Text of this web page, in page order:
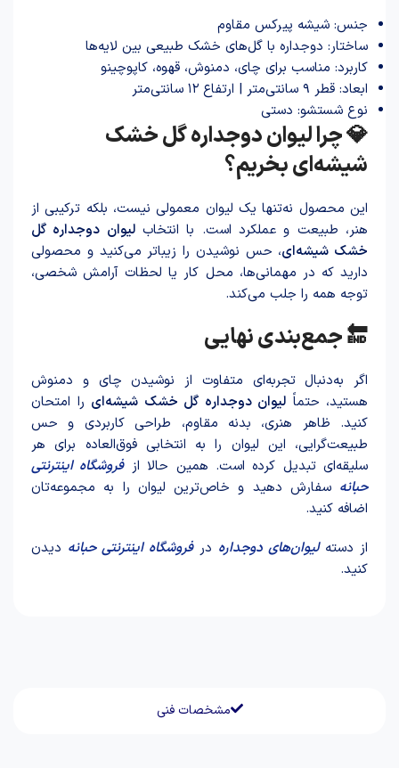
مشخصات فنی
جنس: شیشه پیرکس مقاوم
ساختار: دو‌جداره با گل‌های خشک طبیعی بین لایه‌ها
کاربرد: مناسب برای چای، دمنوش، قهوه، کاپوچینو
ابعاد: قطر ۹ سانتی‌متر | ارتفاع ۱۲ سانتی‌متر
نوع شستشو: دستی
💎 چرا لیوان دوجداره گل خشک
شیشه‌ای بخریم؟
این محصول نه‌تنها یک لیوان معمولی نیست، بلکه ترکیبی از
هنر، طبیعت و عملکرد است. با انتخابلیوان دو‌جداره گل
خشک شیشه‌ای، حس نوشید‌ن را زیباتر می‌کنید و محصولی
دارید که در مهمانی‌ها، محل کار یا لحظات آرامش شخصی،
توجه همه را جلب می‌کند.
🔚 جمع‌بندی نهایی
اگر به‌دنبال تجربه‌ای متفاوت از نوشید‌ن چای و دمنوش
هستید، حتماً لیوان دو‌جداره گل خشک شیشه‌ای را امتحان
کنید. ظاهر هنری، بدنه مقاوم، طراحی کاربردی و حس
طبیعت‌گرایی، این لیوان را به انتخابی فوق‌العاده برای هر
سلیقه‌ای تبدیل کرده است. همین حالا ازفروشگاه اینترنتی
حبانه سفارش دهید و خاص‌ترین لیوان را به مجموعه‌تان
اضافه کنید.
از دستهلیوان‌های دوجداره درفروشگاه اینترنتی حبانه دیدن
کنید.